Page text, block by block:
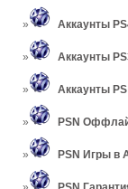
Аккаунты
Аккаунты
Аккаунты PS
PSN
PSN Игры в